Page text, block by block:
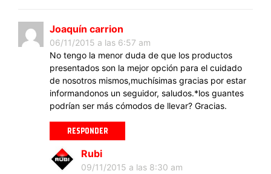
Joaquín carrion
06/11/2015 a las 6:57 am
No tengo la menor duda de que los productos
presentados son la mejor opción para el cuidado
de nosotros mismos,muchísimas gracias por estar
informandonos un seguidor, saludos.*los guantes
podrían ser más cómodos de llevar? Gracias.
RESPONDER
Rubi
09/11/2015 a las 8:30 am